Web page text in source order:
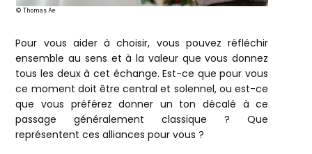
© Thomas Ae
Pour vous aider à choisir, vous pouvez réfléchir
ensemble au sens et à la valeur que vous donnez
tous les deux à cet échange. Est-ce que pour vous
ce moment doit être central et solennel, ou est-ce
que vous préférez donner un ton décalé à ce
passage généralement classique ? Que
représentent ces alliances pour vous ?